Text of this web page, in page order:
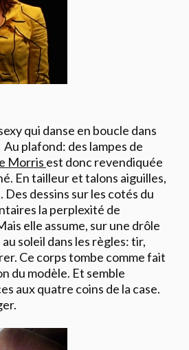
qui danse en boucle dans
Au plafond: des lampes de
Morris est donc revendiquée
En tailleur et talons aiguilles,
dessins sur les cotés du
la perplexité de
elle assume, sur une drôle
soleil dans les règles: tir,
Ce corps tombe comme fait
du modèle. Et semble
aux quatre coins de la case.